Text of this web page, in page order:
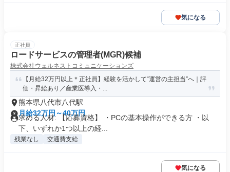
気になる
正社員
ロードサービスの管理者(MGR)候補
株式会社ウェルネストコミュニケーションズ
【月給32万円以上＊正社員】経験を活かして“運営の主担当”へ｜評
価・昇給あり／産業医導入・...
熊本県八代市八代駅
月給32万円～40万円
求める人材: 【応募資格】 ・PCの基本操作ができる方 ・以
下、いずれか1つ以上の経...
残業なし 交通費支給
気になる